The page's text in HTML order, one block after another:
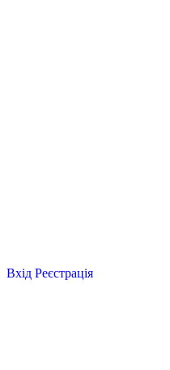
Вхід Реєстрація